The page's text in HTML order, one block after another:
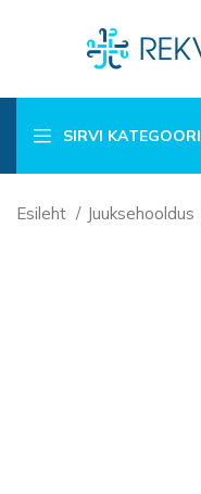
SIRVI
Esileht Juuksehooldus